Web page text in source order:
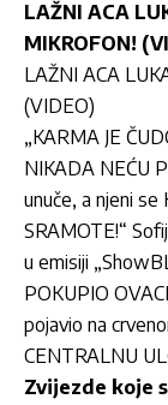
LAŽNI ACA
MIKROFON!
LAŽNI ACA
(VIDEO)
„KARMA JE
NIKADA NEĆU
unuče, a njeni se
SRAMOTE!“
u emisiji
POKUPIO
pojavio na
CENTRALNU
Zvijezde koje